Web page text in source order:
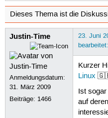
Dieses Thema ist die
Justin-Time
Anmeldungsdatum:
31. März 2009
Beiträge: 1466
23. Juni
Kurzer
Linux
Ist
auf